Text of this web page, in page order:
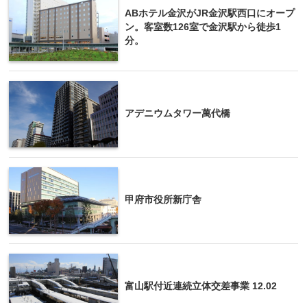
ABホテル金沢がJR金沢駅西口にオープ
ン。客室数126室で金沢駅から徒歩1
分。
アデニウムタワー萬代橋
甲府市役所新庁舎
富山駅付近連続立体交差事業 12.02